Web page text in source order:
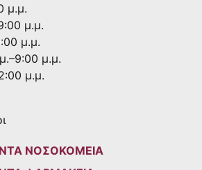
μ.μ.
μ.μ.
μ.μ.
μ.μ.
μ.μ.
ΝΟΣΟΚΟΜΕΙΑ